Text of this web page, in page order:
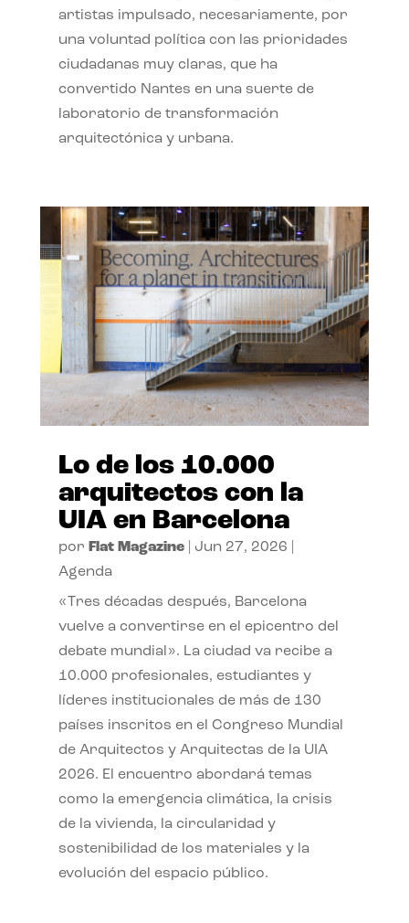
artistas impulsado, necesariamente, por
una voluntad política con las prioridades
ciudadanas muy claras, que ha
convertido Nantes en una suerte de
laboratorio de transformación
arquitectónica y urbana.
Lo de los 10.000
arquitectos con la
UIA en Barcelona
por Flat Magazine| Jun 27, 2026
Agenda
«Tres décadas después, Barcelona
vuelve a convertirse en el epicentro del
debate mundial». La ciudad va recibe a
10.000 profesionales, estudiantes y
líderes institucionales de más de 130
países inscritos en el Congreso Mundial
de Arquitectos y Arquitectas de la UIA
2026. El encuentro abordará temas
como la emergencia climática, la crisis
de la vivienda, la circularidad y
sostenibilidad de los materiales y la
evolución del espacio público.